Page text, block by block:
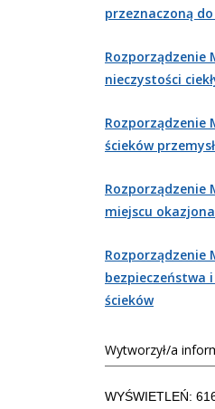
przeznaczoną
Rozporządzenie
nieczystości
Rozporządzenie
ścieków
Rozporządzenie
miejscu
Rozporządzenie
bezpieczeństwa
ścieków
Wytworzył/a
WYŚWIETLEŃ: